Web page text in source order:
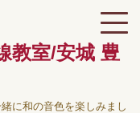
教室/安城 豊
に和の音色を楽しみまし